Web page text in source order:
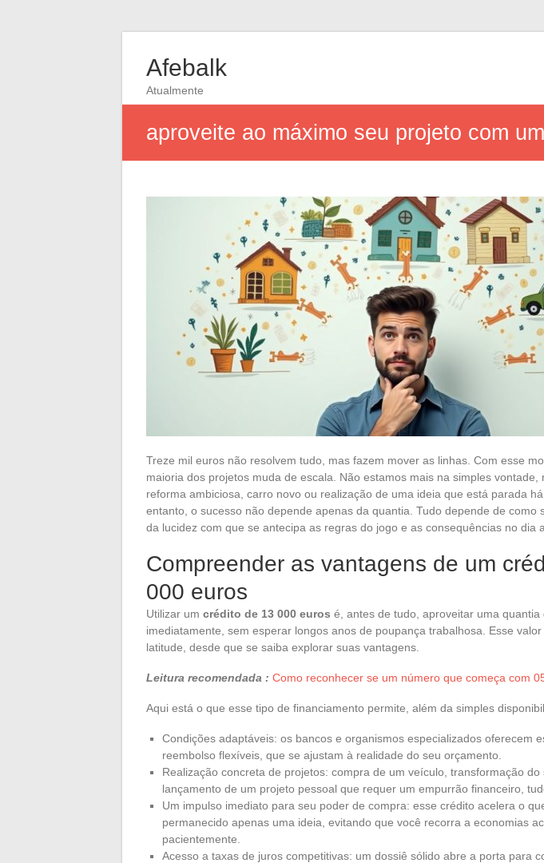
Afebalk
Atualmente
aproveite ao máximo seu projeto com
Treze mil euros não resolvem tudo, mas fazem mover as linhas. Com esse
maioria dos projetos muda de escala. Não estamos mais na simples vontade,
reforma ambiciosa, carro novo ou realização de uma ideia que está parada
entanto, o sucesso não depende apenas da quantia. Tudo depende de como
da lucidez com que se antecipa as regras do jogo e as consequências no dia
Compreender as vantagens de um
000 euros
Utilizar um crédito de 13 000 euros é, antes de tudo, aproveitar uma quantia
imediatamente, sem esperar longos anos de poupança trabalhosa. Esse
latitude, desde que se saiba explorar suas vantagens.
Leitura recomendada : Como reconhecer se um número que começa com
Aqui está o que esse tipo de financiamento permite, além da simples
Condições adaptáveis: os bancos e organismos especializados oferecem
reembolso flexíveis, que se ajustam à realidade do seu orçamento.
Realização concreta de projetos: compra de um veículo, transformação do
lançamento de um projeto pessoal que requer um empurrão financeiro,
Um impulso imediato para seu poder de compra: esse crédito acelera o
permanecido apenas uma ideia, evitando que você recorra a economias
pacientemente.
Acesso a taxas de juros competitivas: um dossiê sólido abre a porta para